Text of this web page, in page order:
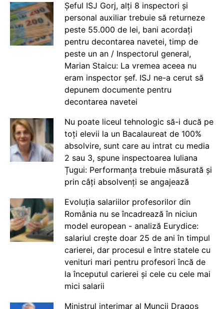
Șeful ISJ Gorj, alți 8 inspectori și
personal auxiliar trebuie să returneze
peste 55.000 de lei, bani acordați
pentru decontarea navetei, timp de
peste un an / Inspectorul general,
Marian Staicu: La vremea aceea nu
eram inspector șef. ISJ ne-a cerut să
depunem documente pentru
decontarea navetei
Nu poate liceul tehnologic să-i ducă pe
toți elevii la un Bacalaureat de 100%
absolvire, sunt care au intrat cu media
2 sau 3, spune inspectoarea Iuliana
Țugui: Performanța trebuie măsurată și
prin câți absolvenți se angajează
Evoluția salariilor profesorilor din
România nu se încadrează în niciun
model european - analiză Eurydice:
salariul crește doar 25 de ani în timpul
carierei, dar procesul e între statele cu
venituri mari pentru profesori încă de
la începutul carierei și cele cu cele mai
mici salarii
Ministrul interimar al Muncii Dragos